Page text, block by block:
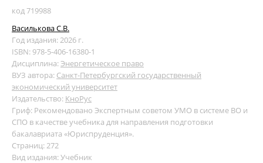
код 719988
Василькова С.В.
Год издания: 2026 г.
ISBN: 978-5-406-16380-1
Дисциплина:Энергетическое право
ВУЗ автора: Санкт-Петербургский государственный
экономический университет
Издательство: КноРус
Гриф: Рекомендовано Экспертным советом УМО в системе ВО и
СПО в качестве учебника для направления подготовки
бакалавриата «Юриспруденция».
Страниц: 272
Вид издания: Учебник